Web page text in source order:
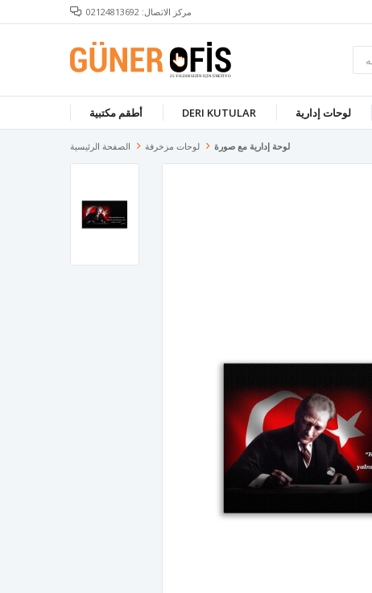
مركز الاتصال: 02124813692
أطقم مكتبية DERI KUTULAR لوحات إدارية
الصفحة الرئيسية لوحات مزخرفة لوحة إدارية مع صورة